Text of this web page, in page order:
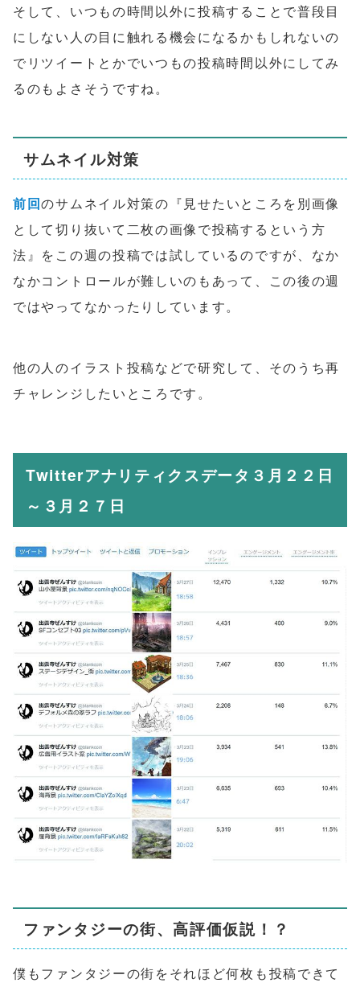
そして、いつもの時間以外に投稿することで普段目
にしない人の目に触れる機会になるかもしれないの
でリツイートとかでいつもの投稿時間以外にしてみ
るのもよさそうですね。
サムネイル対策
前回のサムネイル対策の『見せたいところを別画像
として切り抜いて二枚の画像で投稿するという方
法』をこの週の投稿では試しているのですが、なか
なかコントロールが難しいのもあって、この後の週
ではやってなかったりしています。
他の人のイラスト投稿などで研究して、そのうち再
チャレンジしたいところです。
Twitterアナリティクスデータ３月２２日
～３月２７日
ファンタジーの街、高評価仮説！？
僕もファンタジーの街をそれほど何枚も投稿できて